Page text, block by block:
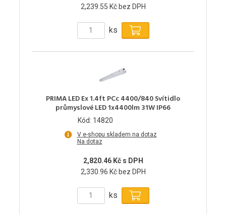
2,239.55 Kč bez DPH
ks
PRIMA LED Ex 1.4ft PCc 4400/840 Svítidlo
průmyslové LED 1x4400lm 31W IP66
Kód: 14820
V e-shopu skladem na dotaz
Na dotaz
2,820.46 Kč s DPH
2,330.96 Kč bez DPH
ks